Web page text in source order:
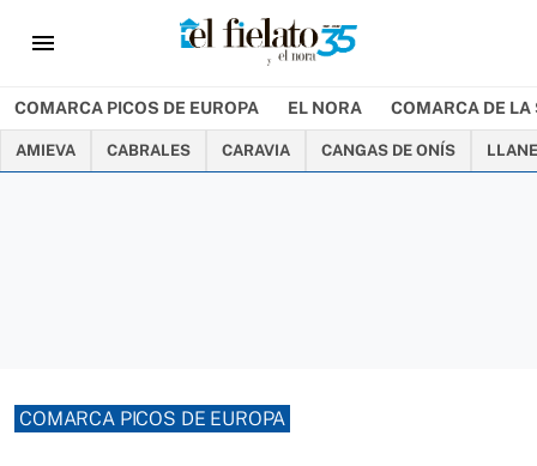
menu
COMARCA PICOS DE EUROPA EL NORA COMARCA DE LA
AMIEVA CABRALES CARAVIA CANGAS DE ONÍS
COMARCA PICOS DE EUROPA